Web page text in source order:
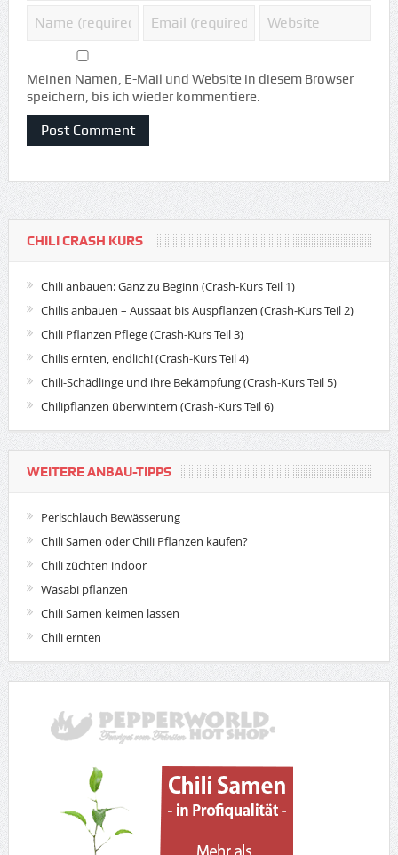
Meinen Namen, E-Mail und Website in diesem Browser
speichern, bis ich wieder kommentiere.
CHILI CRASH KURS
Chili anbauen: Ganz zu Beginn (Crash-Kurs Teil 1)
Chilis anbauen – Aussaat bis Auspflanzen (Crash-Kurs Teil 2)
Chili Pflanzen Pflege (Crash-Kurs Teil 3)
Chilis ernten, endlich! (Crash-Kurs Teil 4)
Chili-Schädlinge und ihre Bekämpfung (Crash-Kurs Teil 5)
Chilipflanzen überwintern (Crash-Kurs Teil 6)
WEITERE ANBAU-TIPPS
Perlschlauch Bewässerung
Chili Samen oder Chili Pflanzen kaufen?
Chili züchten indoor
Wasabi pflanzen
Chili Samen keimen lassen
Chili ernten